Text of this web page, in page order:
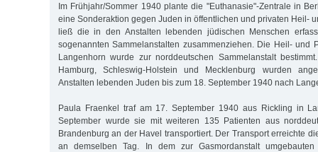
Im Frühjahr/Sommer 1940 plante die "Euthanasie"-Zentrale in
eine Sonderaktion gegen Juden in öffentlichen und privaten Heil-
ließ die in den Anstalten lebenden jüdischen Menschen
sogenannten Sammelanstalten zusammenziehen. Die Heil- und
Langenhorn wurde zur norddeutschen Sammelanstalt
Hamburg, Schleswig-Holstein und Mecklenburg wurden
Anstalten lebenden Juden bis zum 18. September 1940 nach
Paula Fraenkel traf am 17. September 1940 aus Rickling in
September wurde sie mit weiteren 135 Patienten aus
Brandenburg an der Havel transportiert. Der Transport erreichte
an demselben Tag. In dem zur Gasmordanstalt